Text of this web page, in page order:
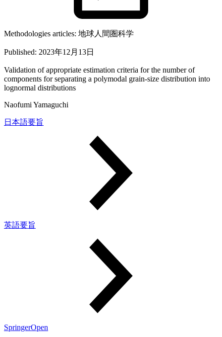
Methodologies articles: 地球人間圏科学
Published: 2023年12月13日
Validation of appropriate estimation criteria for the number of
components for separating a polymodal grain-size distribution into
lognormal distributions
Naofumi Yamaguchi
日本語要旨
英語要旨
SpringerOpen